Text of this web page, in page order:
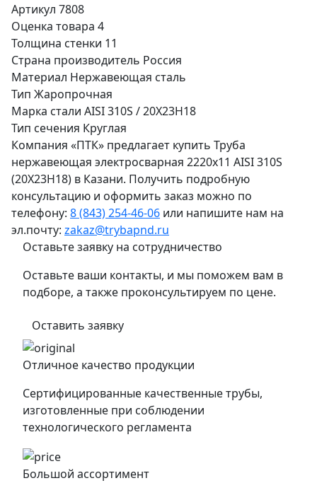
Артикул 7808
Оценка товара 4
Толщина стенки 11
Страна производитель Россия
Материал Нержавеющая сталь
Тип Жаропрочная
Марка стали AISI 310S / 20Х23Н18
Тип сечения Круглая
Компания «ПТК» предлагает купить Труба
нержавеющая электросварная 2220х11 AISI 310S
(20Х23Н18) в Казани. Получить подробную
консультацию и оформить заказ можно по
телефону: 8 (843) 254-46-06 или напишите нам на
эл.почту: zakaz@trybapnd.ru
Оставьте заявку на сотрудничество
Оставьте ваши контакты, и мы поможем вам в
подборе, а также проконсультируем по цене.
Оставить заявку
Отличное качество продукции
Сертифицированные качественные трубы,
изготовленные при соблюдении
технологического регламента
Большой ассортимент